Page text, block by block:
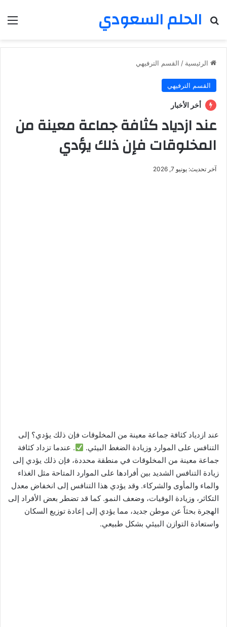
الحلم السعودي
بحث عن
الرئيسية / القسم الترفيهي
القسم الترفيهي
أخر الأخبار
عند ازدياد كثافة جماعة معينة من
المخلوقات فإن ذلك يؤدي
آخر تحديث: يونيو 7, 2026
عند ازدياد كثافة جماعة معينة من المخلوقات فإن ذلك يؤدي؟ إلى
التنافس على الموارد وزيادة الضغط البيئي.
. عندما تزداد كثافة
جماعة معينة من المخلوقات في منطقة محددة، فإن ذلك يؤدي إلى
زيادة التنافس الشديد بين أفرادها على الموارد المتاحة مثل الغذاء
والماء والمأوى والشركاء. وقد يؤدي هذا التنافس إلى انخفاض معدل
التكاثر، وزيادة الوفيات، وضعف النمو. كما قد تضطر بعض الأفراد إلى
الهجرة بحثاً عن موطن جديد، مما يؤدي إلى إعادة توزيع السكان
واستعادة التوازن البيئي بشكل طبيعي.